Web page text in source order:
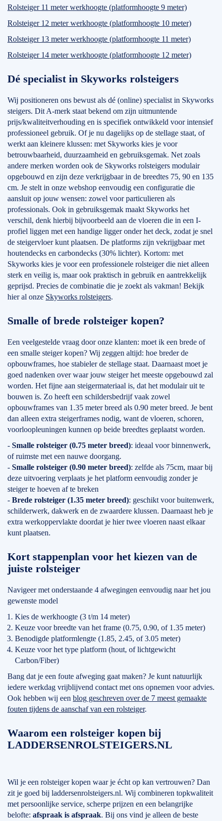
Rolsteiger 11 meter werkhoogte (platformhoogte 9 meter)
Rolsteiger 12 meter werkhoogte (platformhoogte 10 meter)
Rolsteiger 13 meter werkhoogte (platformhoogte 11 meter)
Rolsteiger 14 meter werkhoogte (platformhoogte 12 meter)
Dé specialist in Skyworks rolsteigers
Wij positioneren ons bewust als dé (online) specialist in Skyworks
steigers. Dit A-merk staat bekend om zijn uitmuntende
prijs/kwaliteitverhouding en is specifiek ontwikkeld voor intensief
professioneel gebruik. Of je nu dagelijks op de stellage staat, of
werkt aan kleinere klussen: met Skyworks kies je voor
betrouwbaarheid, duurzaamheid en gebruiksgemak. Net zoals
andere merken worden ook de Skyworks rolsteigers modulair
opgebouwd en zijn deze verkrijgbaar in de breedtes 75, 90 en 135
cm. Je stelt in onze webshop eenvoudig een configuratie die
aansluit op jouw wensen: zowel voor particulieren als
professionals. Ook in gebruiksgemak maakt Skyworks het
verschil, denk hierbij bijvoorbeeld aan de vloeren die in een I-
profiel liggen met een handige ligger onder het deck, zodat je snel
de steigervloer kunt plaatsen. De platforms zijn vekrijgbaar met
houtendecks en carbondecks (30% lichter). Kortom: met
Skyworks kies je voor een professionele rolsteiger die niet alleen
sterk en veilig is, maar ook praktisch in gebruik en aantrekkelijk
geprijsd. Precies de combinatie die je zoekt als vakman! Bekijk
hier al onze Skyworks rolsteigers.
Smalle of brede rolsteiger kopen?
Een veelgestelde vraag door onze klanten: moet ik een brede of
een smalle steiger kopen? Wij zeggen altijd: hoe breder de
opbouwframes, hoe stabieler de stellage staat. Daarnaast moet je
goed nadenken over waar jouw steiger het meeste opgebouwd zal
worden. Het fijne aan steigermateriaal is, dat het modulair uit te
bouwen is. Zo heeft een schildersbedrijf vaak zowel
opbouwframes van 1.35 meter breed als 0.90 meter breed. Je bent
dan alleen extra steigerframes nodig, want de vloeren, schoren,
voorloopleuningen kunnen op beide breedtes geplaatst worden.
- Smalle rolsteiger (0.75 meter breed): ideaal voor binnenwerk,
of ruimste met een nauwe doorgang.
- Smalle rolsteiger (0.90 meter breed): zelfde als 75cm, maar bij
deze uitvoering verplaats je het platform eenvoudig zonder je
steiger te hoeven af te breken
- Brede rolsteiger (1.35 meter breed): geschikt voor buitenwerk,
schilderwerk, dakwerk en de zwaardere klussen. Daarnaast heb je
extra werkoppervlakte doordat je hier twee vloeren naast elkaar
kunt plaatsen.
Kort stappenplan voor het kiezen van de
juiste rolsteiger
Navigeer met onderstaande 4 afwegingen eenvoudig naar het jou
gewenste model
Kies de werkhoogte (3 t/m 14 meter)
Keuze voor breedte van het frame (0.75, 0.90, of 1.35 meter)
Benodigde platformlengte (1.85, 2.45, of 3.05 meter)
Keuze voor het type platform (hout, of lichtgewicht
Carbon/Fiber)
Bang dat je een foute afweging gaat maken? Je kunt natuurlijk
iedere werkdag vrijblijvend contact met ons opnemen voor advies.
Ook hebben wij een blog geschreven over de 7 meest gemaakte
fouten tijdens de aanschaf van een rolsteiger.
Waarom een rolsteiger kopen bij
LADDERSENROLSTEIGERS.NL
Wil je een rolsteiger kopen waar je écht op kan vertrouwen? Dan
zit je goed bij laddersenrolsteigers.nl. Wij combineren topkwaliteit
met persoonlijke service, scherpe prijzen en een belangrijke
belofte: afspraak is afspraak. Bij ons vind je alleen de beste